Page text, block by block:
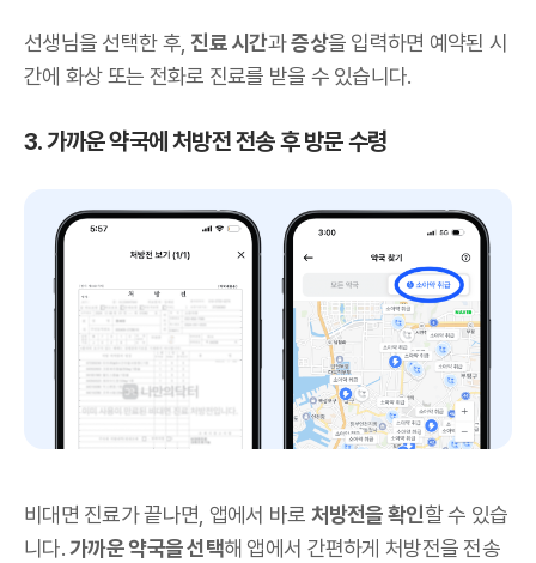
선생님을 선택한 후, 진료 시간과증상을 입력하면 예약된 시
간에 화상 또는 전화로 진료를 받을 수 있습니다.
3. 가까운 약국에 처방전 전송 후 방문 수령
비대면 진료가 끝나면, 앱에서 바로 처방전을 확인할 수 있습
니다.가까운 약국을 선택해 앱에서 간편하게 처방전을 전송